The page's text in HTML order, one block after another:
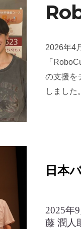
2026年4
「
の支援を
しました。
日本
2025年
藤 潤人